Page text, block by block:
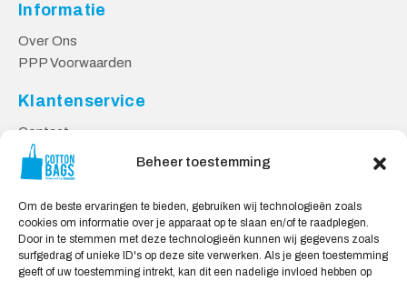
Beheer toestemming
Om de beste ervaringen te bieden, gebruiken wij technologieën zoals
cookies om informatie over je apparaat op te slaan en/of te raadplegen.
Door in te stemmen met deze technologieën kunnen wij gegevens zoals
surfgedrag of unieke ID's op deze site verwerken. Als je geen toestemming
geeft of uw toestemming intrekt, kan dit een nadelige invloed hebben op
Informatie
Over Ons
PPP Voorwaarden
Klantenservice
Contact
Privacy Voorwaarden
Levering en Retourneren
Veilig Shoppen
Mijn account
Winkelwagen